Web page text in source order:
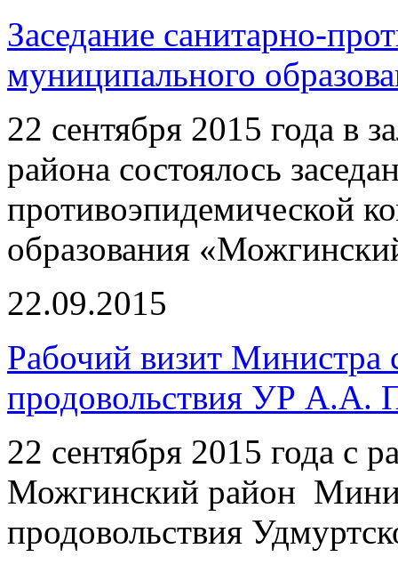
Заседание санитарно-
муниципального
22 сентября 2015 года в
района состоялось
противоэпидемической
образования
22.09.2015
Рабочий визит Министра
продовольствия УР А.А.
22 сентября 2015 года с
Можгинский район
продовольствия